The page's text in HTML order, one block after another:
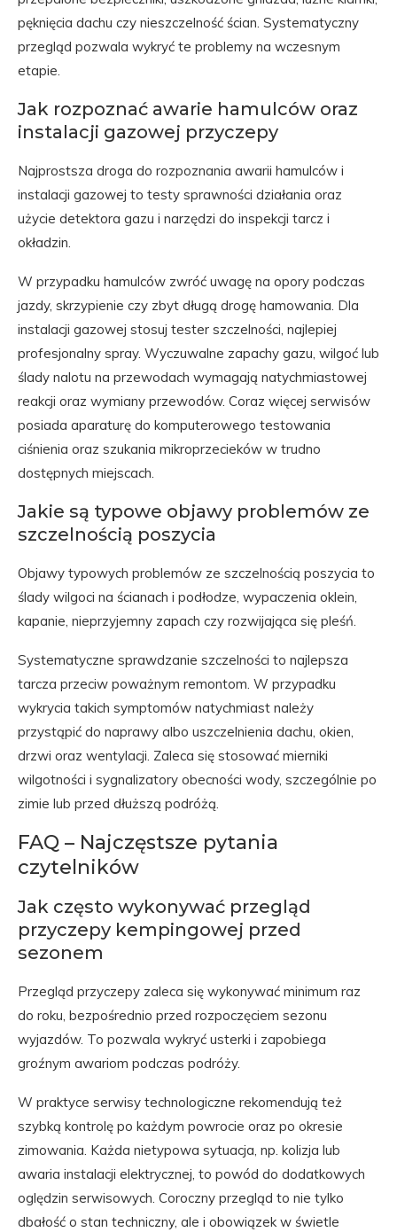
pęknięcia dachu czy nieszczelność ścian. Systematyczny
przegląd pozwala wykryć te problemy na wczesnym
etapie.
Jak rozpoznać awarie hamulców oraz
instalacji gazowej przyczepy
Najprostsza droga do rozpoznania awarii hamulców i
instalacji gazowej to testy sprawności działania oraz
użycie detektora gazu i narzędzi do inspekcji tarcz i
okładzin.
W przypadku hamulców zwróć uwagę na opory podczas
jazdy, skrzypienie czy zbyt długą drogę hamowania. Dla
instalacji gazowej stosuj tester szczelności, najlepiej
profesjonalny spray. Wyczuwalne zapachy gazu, wilgoć lub
ślady nalotu na przewodach wymagają natychmiastowej
reakcji oraz wymiany przewodów. Coraz więcej serwisów
posiada aparaturę do komputerowego testowania
ciśnienia oraz szukania mikroprzecieków w trudno
dostępnych miejscach.
Jakie są typowe objawy problemów ze
szczelnością poszycia
Objawy typowych problemów ze szczelnością poszycia to
ślady wilgoci na ścianach i podłodze, wypaczenia oklein,
kapanie, nieprzyjemny zapach czy rozwijająca się pleśń.
Systematyczne sprawdzanie szczelności to najlepsza
tarcza przeciw poważnym remontom. W przypadku
wykrycia takich symptomów natychmiast należy
przystąpić do naprawy albo uszczelnienia dachu, okien,
drzwi oraz wentylacji. Zaleca się stosować mierniki
wilgotności i sygnalizatory obecności wody, szczególnie po
zimie lub przed dłuższą podróżą.
FAQ – Najczęstsze pytania
czytelników
Jak często wykonywać przegląd
przyczepy kempingowej przed
sezonem
Przegląd przyczepy zaleca się wykonywać minimum raz
do roku, bezpośrednio przed rozpoczęciem sezonu
wyjazdów. To pozwala wykryć usterki i zapobiega
groźnym awariom podczas podróży.
W praktyce serwisy technologiczne rekomendują też
szybką kontrolę po każdym powrocie oraz po okresie
zimowania. Każda nietypowa sytuacja, np. kolizja lub
awaria instalacji elektrycznej, to powód do dodatkowych
oględzin serwisowych. Coroczny przegląd to nie tylko
dbałość o stan techniczny, ale i obowiązek w świetle